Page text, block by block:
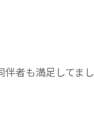
者も満足してまし